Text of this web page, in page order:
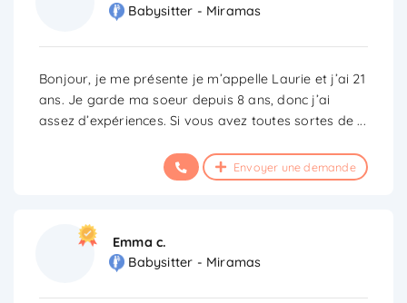
Babysitter - Miramas
Bonjour, je me présente je m’appelle Laurie et j’ai 21
ans. Je garde ma soeur depuis 8 ans, donc j’ai
assez d’expériences. Si vous avez toutes sortes de...
Envoyer une demande
Emma c.
Babysitter - Miramas